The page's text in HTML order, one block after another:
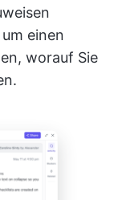
einen
worauf Sie